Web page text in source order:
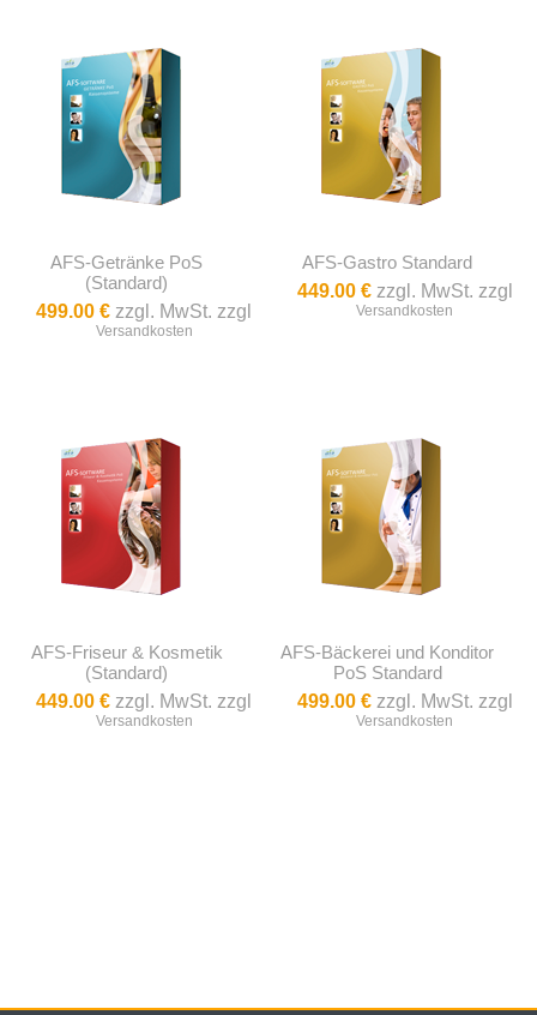
AFS-Getränke PoS
(Standard)
499.00 € zzgl. MwSt. zzgl
Versandkosten
AFS-Gastro Standard
449.00 €zzgl. MwSt. zzgl
Versandkosten
AFS-Friseur & Kosmetik
(Standard)
449.00 € zzgl. MwSt. zzgl
Versandkosten
AFS-Bäckerei und Konditor
PoS Standard
499.00 €zzgl. MwSt. zzgl
Versandkosten